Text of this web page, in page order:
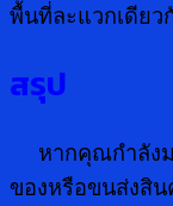
พื้นที่ละแวกเดียว
สรุป
หากคุณกำลังม
ของหรือขนส่งสิน